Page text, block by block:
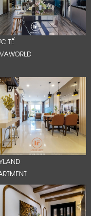
TẾ